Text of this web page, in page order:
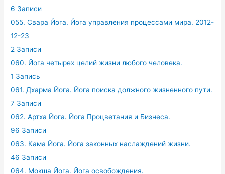
6 Записи
055. Свара Йога. Йога управления процессами мира. 2012-
12-23
2 Записи
060. Йога четырех целий жизни любого человека.
1 Запись
061. Дхарма Йога. Йога поиска должного жизненного пути.
7 Записи
062. Артха Йога. Йога Процветания и Бизнеса.
96 Записи
063. Кама Йога. Йога законных наслаждений жизни.
46 Записи
064. Мокша Йога. Йога освобождения.